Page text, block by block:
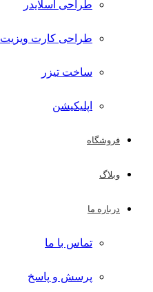
طراحی اسلایدر
طراحی کارت ویزیت
ساخت تیزر
اپلیکیشن
فروشگاه
وبلاگ
درباره ما
تماس با ما
پرسش و پاسخ